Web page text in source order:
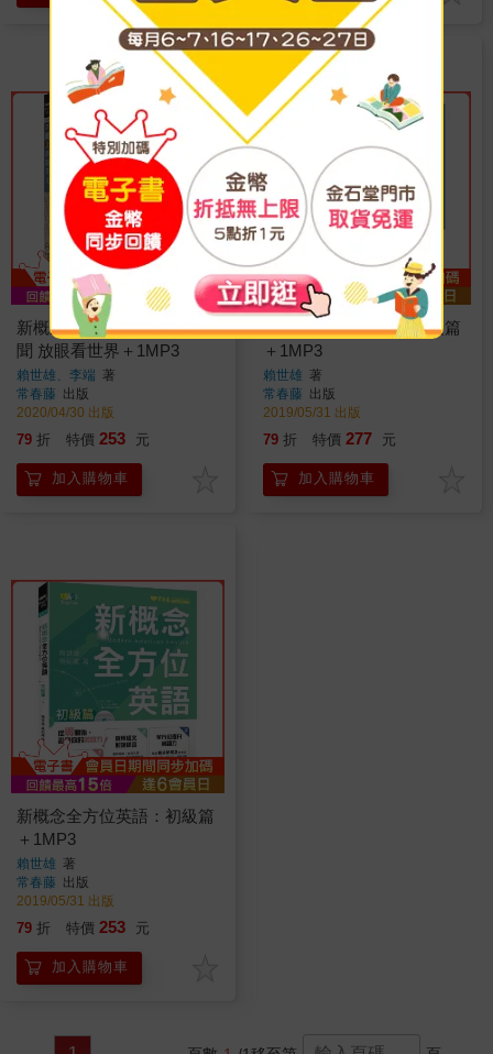
新概念新聞英文：輕鬆讀新
聞 放眼看世界＋1MP3
賴世雄、李端 著
常春藤 出版
2020/04/30 出版
79 折 特價 253 元
加入購物車
新概念全方位英語：中級篇
＋1MP3
賴世雄 著
常春藤 出版
2019/05/31 出版
79 折 特價 277 元
加入購物車
新概念全方位英語：初級篇
＋1MP3
賴世雄 著
常春藤 出版
2019/05/31 出版
79 折 特價 253 元
加入購物車